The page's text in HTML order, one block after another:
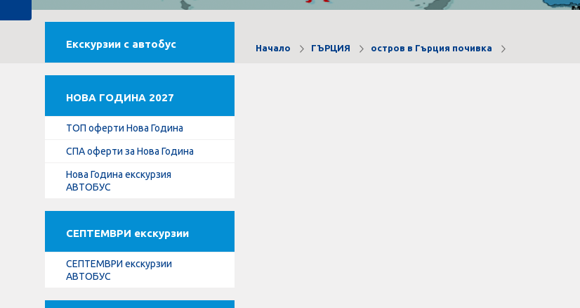
Начало ГЪРЦИЯ остров в Гърция почивка
Екскурзии с автобус
НОВА ГОДИНА 2027
ТОП оферти Нова Година
СПА оферти за Нова Година
Нова Година екскурзия
АВТОБУС
СЕПТЕМВРИ екскурзии
СЕПТЕМВРИ екскурзии
АВТОБУС